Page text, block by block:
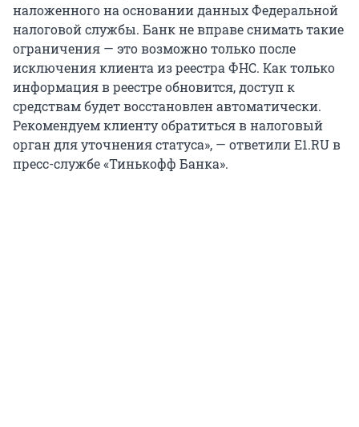
наложенного на основании данных Федеральной
налоговой службы. Банк не вправе снимать такие
ограничения — это возможно только после
исключения клиента из реестра ФНС. Как только
информация в реестре обновится, доступ к
средствам будет восстановлен автоматически.
Рекомендуем клиенту обратиться в налоговый
орган для уточнения статуса», — ответили E1.RU в
пресс-службе «Тинькофф Банка».